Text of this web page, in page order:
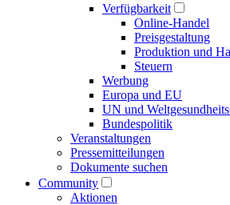
Verfügbarkeit
Online-Handel
Preisgestaltung
Produktion und
Steuern
Werbung
Europa und EU
UN und
Bundespolitik
Veranstaltungen
Presse­mitteilungen
Dokumente suchen
Community
Aktionen